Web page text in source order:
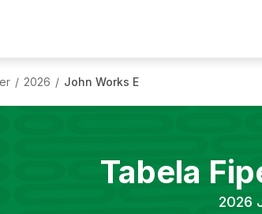
/ 2026 / John Works E
Tabela
2026